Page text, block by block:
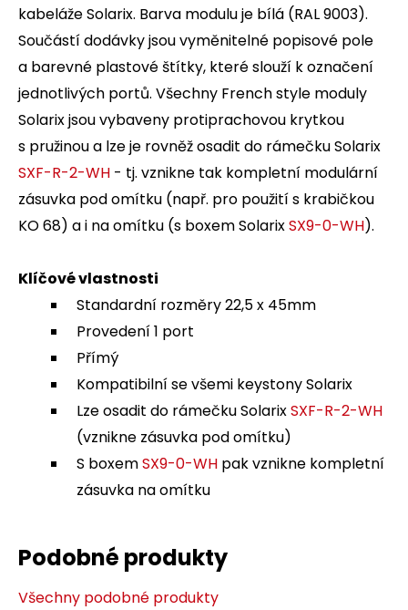
kabeláže Solarix. Barva modulu je bílá (RAL 9003).
Součástí dodávky jsou vyměnitelné popisové pole
a barevné plastové štítky, které slouží k označení
jednotlivých portů. Všechny French style moduly
Solarix jsou vybaveny protiprachovou krytkou
s pružinou a lze je rovněž osadit do rámečku Solarix
SXF-R-2-WH - tj. vznikne tak kompletní modulární
zásuvka pod omítku (např. pro použití s krabičkou
KO 68) a i na omítku (s boxem SolarixSX9-0-WH).
Klíčové vlastnosti
Standardní rozměry 22,5 x 45mm
Provedení 1 port
Přímý
Kompatibilní se všemi keystony Solarix
Lze osadit do rámečku SolarixSXF-R-2-WH
(vznikne zásuvka pod omítku)
S boxemSX9-0-WH pak vznikne kompletní
zásuvka na omítku
Podobné produkty
Všechny podobné produkty